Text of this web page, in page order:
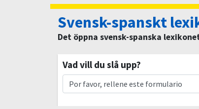
Svensk-spanskt
Det öppna svensk-spanska
Vad vill du slå upp?